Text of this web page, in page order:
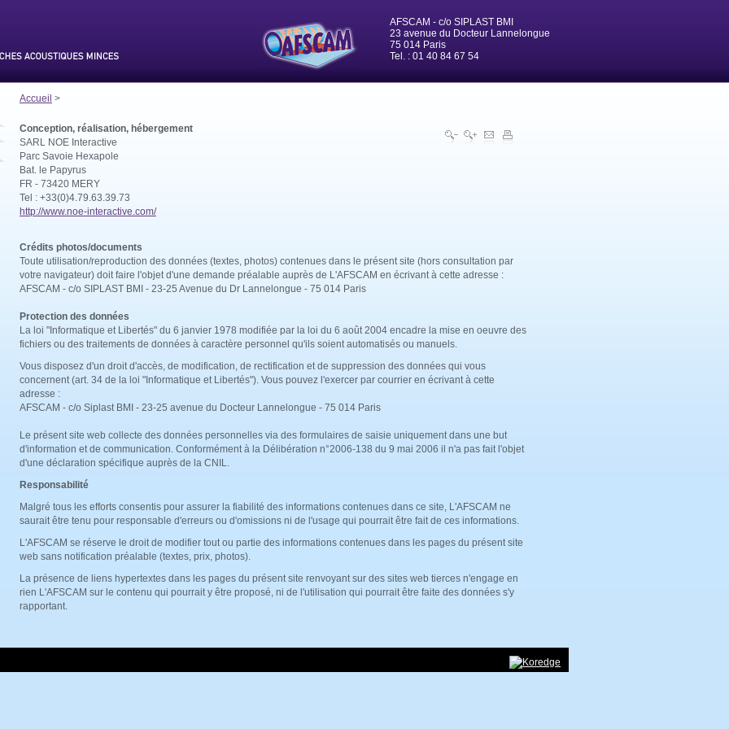
AFSCAM - c/o SIPLAST BMI
23 avenue du Docteur Lannelongue
75 014 Paris
Tel. : 01 40 84 67 54
Accueil >
Conception, réalisation, hébergement
SARL NOE Interactive
Parc Savoie Hexapole
Bat. le Papyrus
FR - 73420 MERY
Tel : +33(0)4.79.63.39.73
http://www.noe-interactive.com/
Crédits photos/documents
Toute utilisation/reproduction des données (textes, photos) contenues dans le présent site (hors consultation par
votre navigateur) doit faire l'objet d'une demande préalable auprès de L'AFSCAM en écrivant à cette adresse :
AFSCAM - c/o SIPLAST BMI - 23-25 Avenue du Dr Lannelongue - 75 014 Paris
Protection des données
La loi "Informatique et Libertés" du 6 janvier 1978 modifiée par la loi du 6 août 2004 encadre la mise en oeuvre des
fichiers ou des traitements de données à caractère personnel qu'ils soient automatisés ou manuels.
Vous disposez d'un droit d'accès, de modification, de rectification et de suppression des données qui vous
concernent (art. 34 de la loi "Informatique et Libertés"). Vous pouvez l'exercer par courrier en écrivant à cette
adresse :
AFSCAM - c/o Siplast BMI - 23-25 avenue du Docteur Lannelongue - 75 014 Paris
Le présent site web collecte des données personnelles via des formulaires de saisie uniquement dans une but
d'information et de communication. Conformément à la Délibération n°2006-138 du 9 mai 2006 il n'a pas fait l'objet
d'une déclaration spécifique auprès de la CNIL.
Responsabilité
Malgré tous les efforts consentis pour assurer la fiabilité des informations contenues dans ce site, L'AFSCAM ne
saurait être tenu pour responsable d'erreurs ou d'omissions ni de l'usage qui pourrait être fait de ces informations.
L'AFSCAM se réserve le droit de modifier tout ou partie des informations contenues dans les pages du présent site
web sans notification préalable (textes, prix, photos).
La présence de liens hypertextes dans les pages du présent site renvoyant sur des sites web tierces n'engage en
rien L'AFSCAM sur le contenu qui pourrait y être proposé, ni de l'utilisation qui pourrait être faite des données s'y
rapportant.